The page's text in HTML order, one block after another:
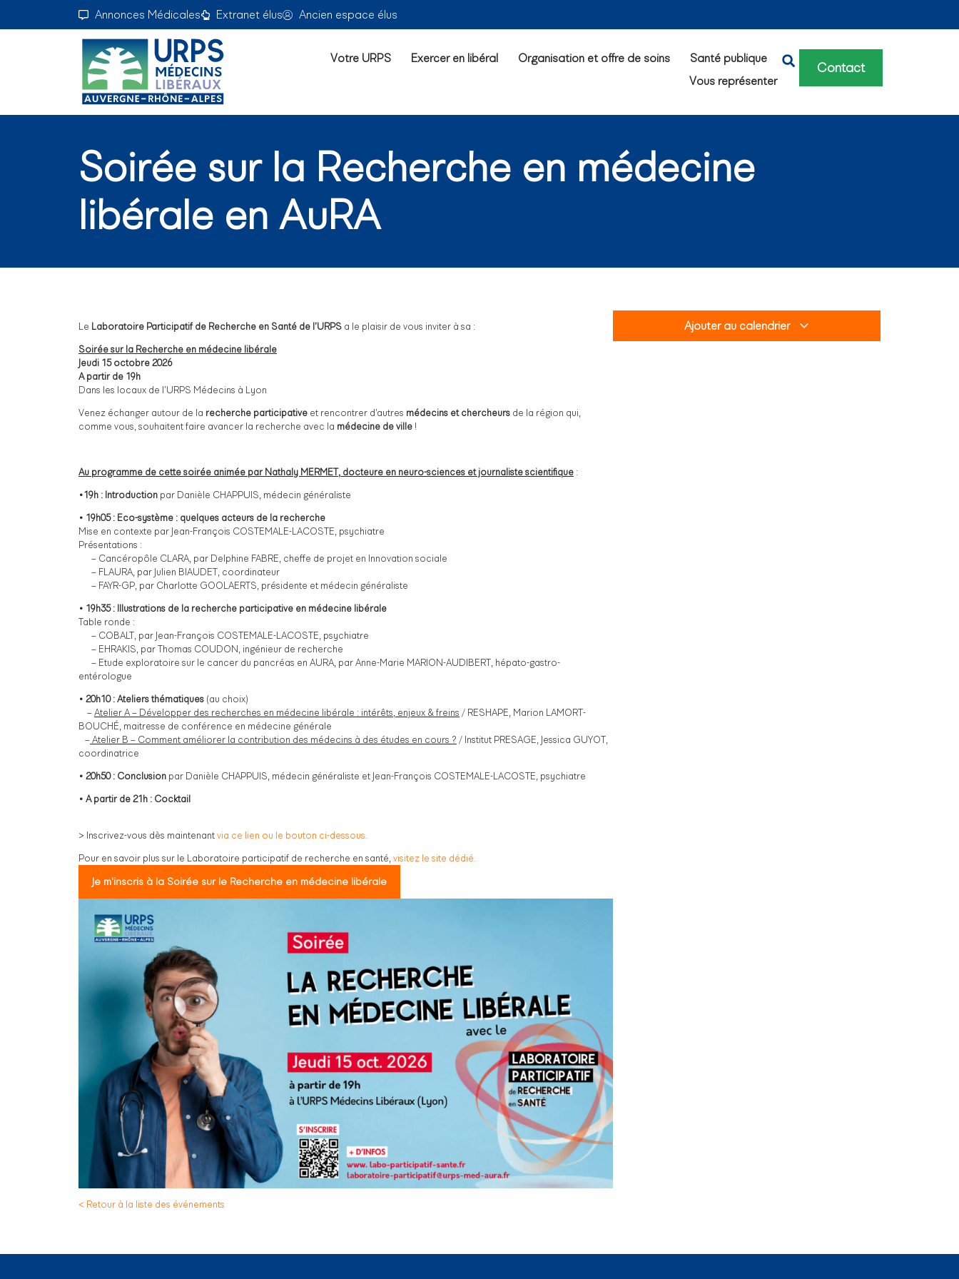
Annonces Médicales Extranet élus Ancien espace élus
Votre URPS Exercer en libéral Organisation et offre de soins
Santé publique
Vous représenter
Contact
Soirée sur la Recherche en médecine
libérale en AuRA
Le Laboratoire Participatif de Recherche en Santé de l’URPS a le plaisir de vous inviter à sa :
Soirée sur la Recherche en médecine libérale
Jeudi 15 octobre 2026
A partir de 19h
Dans les locaux de l’URPS Médecins à Lyon
Venez échanger autour de la recherche participative et rencontrer d’autres médecins et chercheurs de la région qui,
comme vous, souhaitent faire avancer la recherche avec la médecine de ville !
Au programme de cette soirée animée par Nathaly MERMET, docteure en neuro-sciences et journaliste scientifique :
•19h : Introduction par Danièle CHAPPUIS, médecin généraliste
• 19h05 : Eco-système : quelques acteurs de la recherche
Mise en contexte par Jean-François COSTEMALE-LACOSTE, psychiatre
Présentations :
– Cancéropôle CLARA, par Delphine FABRE, cheffe de projet en Innovation sociale
– FLAURA, par Julien BIAUDET, coordinateur
– FAYR-GP, par Charlotte GOOLAERTS, présidente et médecin généraliste
• 19h35 : Illustrations de la recherche participative en médecine libérale
Table ronde :
– COBALT, par Jean-François COSTEMALE-LACOSTE, psychiatre
– EHRAKIS, par Thomas COUDON, ingénieur de recherche
– Etude exploratoire sur le cancer du pancréas en AURA, par Anne-Marie MARION-AUDIBERT, hépato-gastro-
entérologue
• 20h10 : Ateliers thématiques (au choix)
– Atelier A – Développer des recherches en médecine libérale : intérêts, enjeux & freins / RESHAPE, Marion LAMORT-
BOUCHÉ, maitresse de conférence en médecine générale
– Atelier B – Comment améliorer la contribution des médecins à des études en cours ? / Institut PRESAGE, Jessica GUYOT,
coordinatrice
• 20h50 : Conclusion par Danièle CHAPPUIS, médecin généraliste et Jean-François COSTEMALE-LACOSTE, psychiatre
• A partir de 21h : Cocktail
> Inscrivez-vous dès maintenant via ce lien ou le bouton ci-dessous.
Pour en savoir plus sur le Laboratoire participatif de recherche en santé, visitez le site dédié.
Je m'inscris à la Soirée sur le Recherche en médecine libérale
< Retour à la liste des événements
Ajouter au calendrier